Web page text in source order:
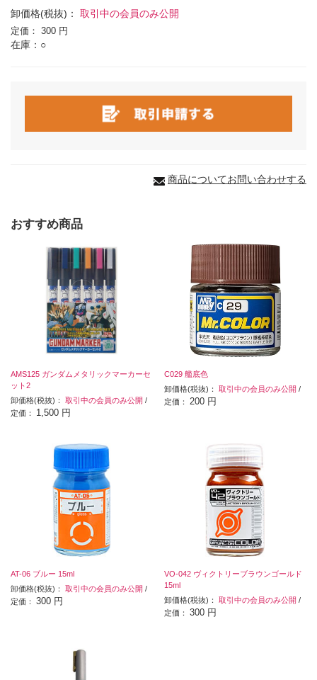
卸価格(税抜)： 取引中の会員のみ公開
定価： 300 円
在庫：○
商品についてお問い合わせする
おすすめ商品
AMS125 ガンダムメタリックマーカーセ
ット2
卸価格(税抜)： 取引中の会員のみ公開 /
定価： 1,500 円
C029 艦底色
卸価格(税抜)：取引中の会員のみ公開 /
定価： 200 円
AT-06 ブルー 15ml
卸価格(税抜)： 取引中の会員のみ公開 /
定価： 300 円
VO-042 ヴィクトリーブラウンゴールド
15ml
卸価格(税抜)：取引中の会員のみ公開 /
定価：300 円